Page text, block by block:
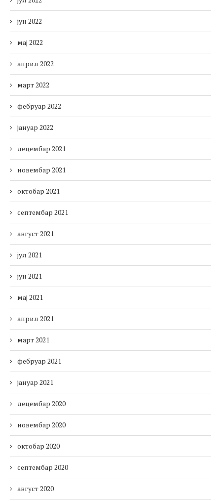
јун 2022
мај 2022
април 2022
март 2022
фебруар 2022
јануар 2022
децембар 2021
новембар 2021
октобар 2021
септембар 2021
август 2021
јул 2021
јун 2021
мај 2021
април 2021
март 2021
фебруар 2021
јануар 2021
децембар 2020
новембар 2020
октобар 2020
септембар 2020
август 2020